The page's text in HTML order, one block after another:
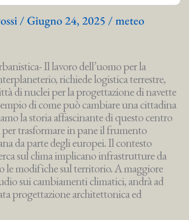
/ Giugno 24, 2025 /meteo
Il lavoro dell’uomo per la
richiede logistica terrestre,
di nuclei per la progettazione di navette
di come può cambiare una cittadina
la storia affascinante di questo centro
trasformare in pane il frumento
da parte degli europei. Il contesto
sul clima implicano infrastrutture da
le modifiche sul territorio. A maggiore
sui cambiamenti climatici, andrà ad
progettazione architettonica ed